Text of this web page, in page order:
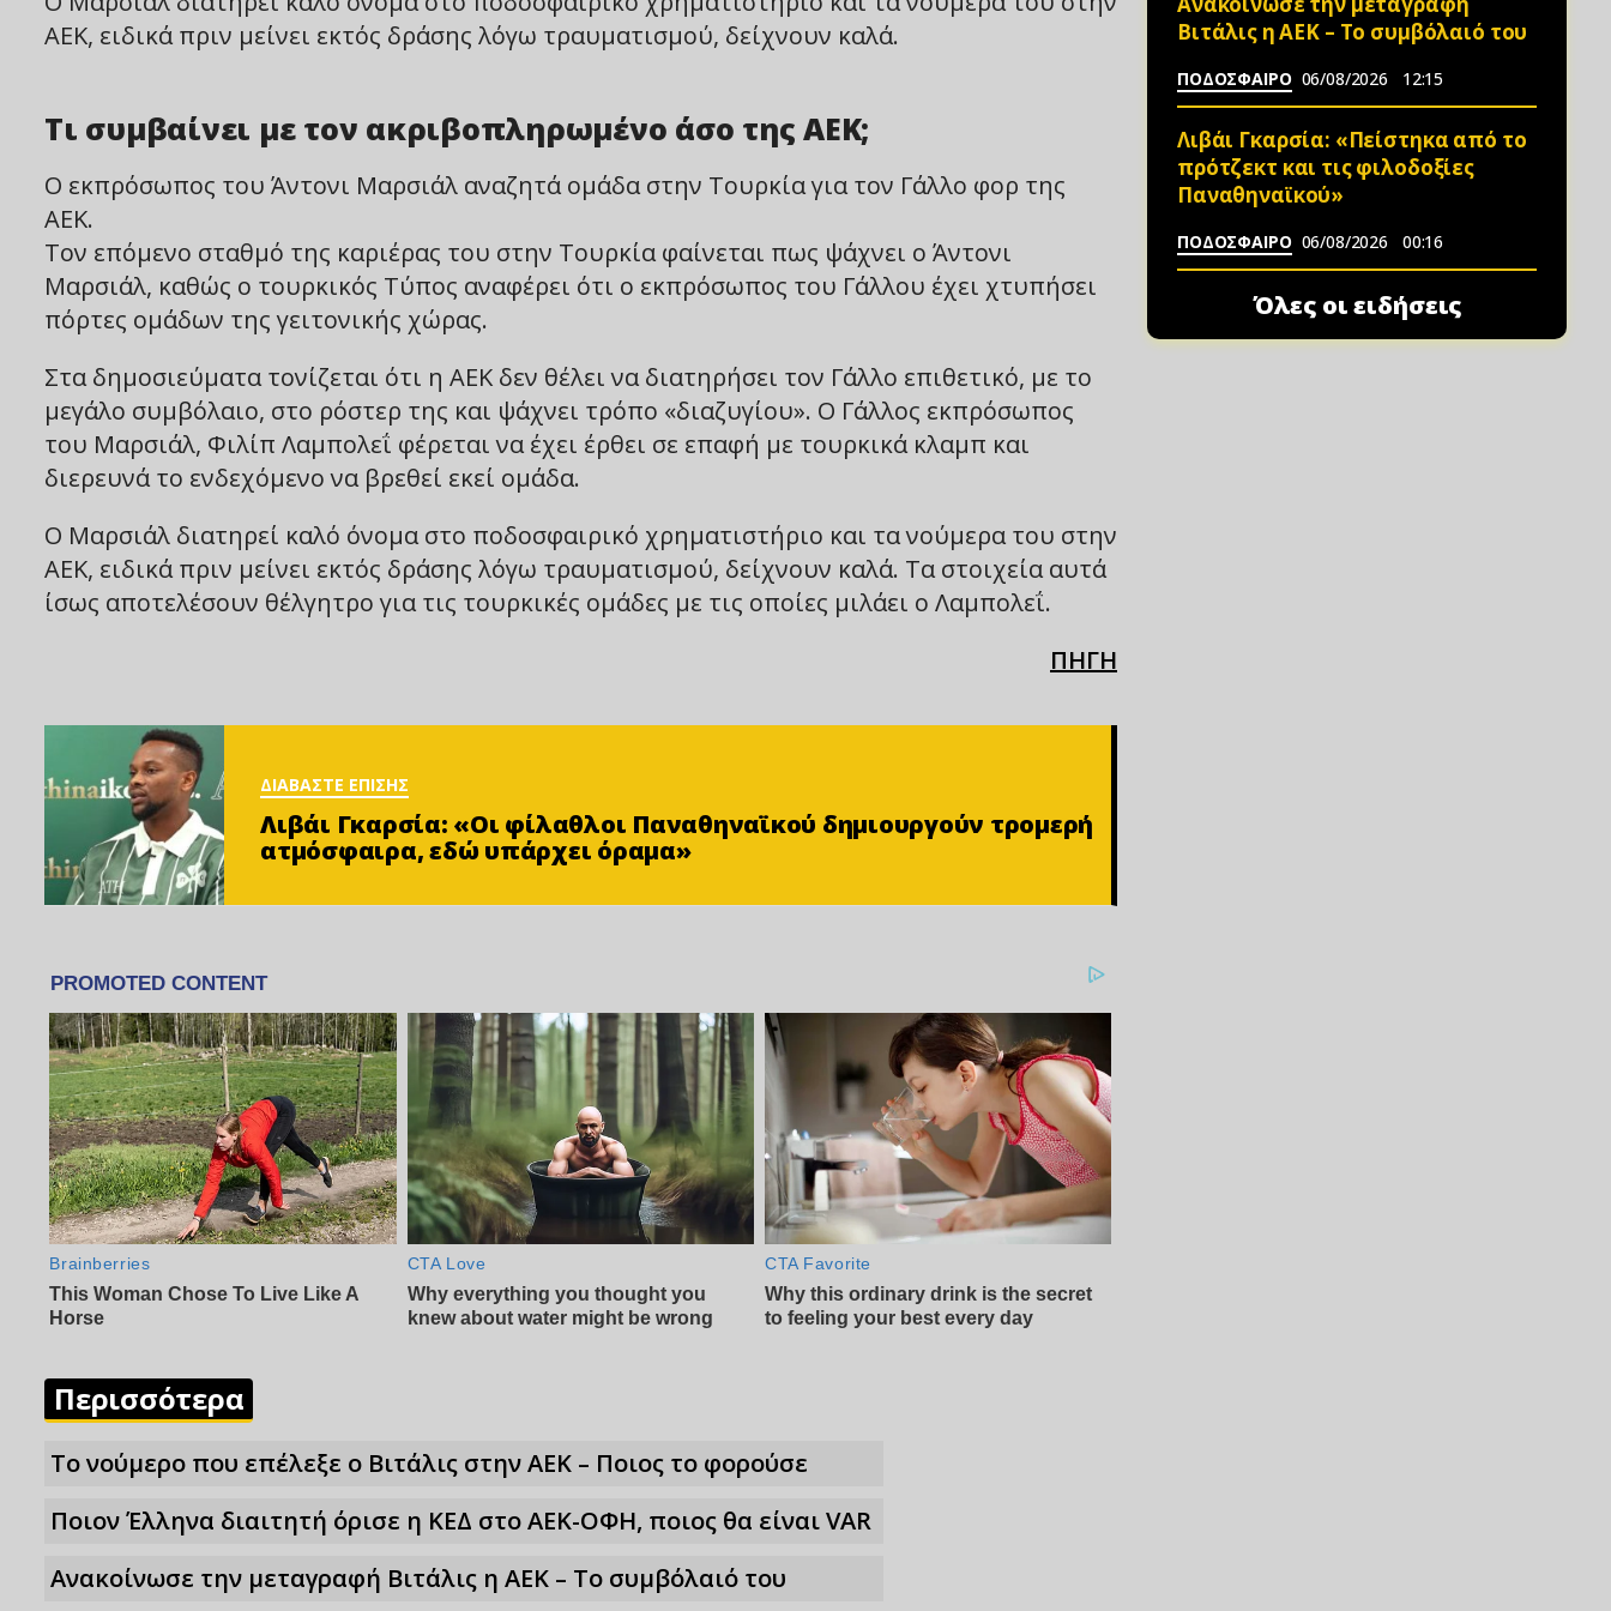
ΑΕΚ, ειδικά πριν μείνει εκτός δράσης λόγω τραυματισμού, δείχνουν καλά.
Τι συμβαίνει με τον ακριβοπληρωμένο άσο της ΑΕΚ;
Ο εκπρόσωπος του Άντονι Μαρσιάλ αναζητά ομάδα στην Τουρκία για τον Γάλλο φορ της
ΑΕΚ.
Τον επόμενο σταθμό της καριέρας του στην Τουρκία φαίνεται πως ψάχνει ο Άντονι
Μαρσιάλ, καθώς ο τουρκικός Τύπος αναφέρει ότι ο εκπρόσωπος του Γάλλου έχει χτυπήσει
πόρτες ομάδων της γειτονικής χώρας.
Στα δημοσιεύματα τονίζεται ότι η ΑΕΚ δεν θέλει να διατηρήσει τον Γάλλο επιθετικό, με το
μεγάλο συμβόλαιο, στο ρόστερ της και ψάχνει τρόπο «διαζυγίου». Ο Γάλλος εκπρόσωπος
του Μαρσιάλ, Φιλίπ Λαμπολεΐ φέρεται να έχει έρθει σε επαφή με τουρκικά κλαμπ και
διερευνά το ενδεχόμενο να βρεθεί εκεί ομάδα.
Ο Μαρσιάλ διατηρεί καλό όνομα στο ποδοσφαιρικό χρηματιστήριο και τα νούμερα του στην
ΑΕΚ, ειδικά πριν μείνει εκτός δράσης λόγω τραυματισμού, δείχνουν καλά. Τα στοιχεία αυτά
ίσως αποτελέσουν θέλγητρο για τις τουρκικές ομάδες με τις οποίες μιλάει ο Λαμπολεΐ.
ΠΗΓΗ
ΔΙΑΒΑΣΤΕ ΕΠΙΣΗΣ
Λιβάι Γκαρσία: «Οι φίλαθλοι Παναθηναϊκού δημιουργούν τρομερή
ατμόσφαιρα, εδώ υπάρχει όραμα»
Περισσότερα
Το νούμερο που επέλεξε ο Βιτάλις στην ΑΕΚ – Ποιος το φορούσε
Ποιον Έλληνα διαιτητή όρισε η ΚΕΔ στο ΑΕΚ-ΟΦΗ, ποιος θα είναι VAR
Ανακοίνωσε την μεταγραφή Βιτάλις η ΑΕΚ – Το συμβόλαιό του
Βιτάλις η ΑΕΚ – Το συμβόλαιό του
ΠΟΔΟΣΦΑΙΡΟ 06/08/2026 12:15
Λιβάι Γκαρσία: «Πείστηκα από το
πρότζεκτ και τις φιλοδοξίες
Παναθηναϊκού»
ΠΟΔΟΣΦΑΙΡΟ 06/08/2026 00:16
Όλες οι ειδήσεις